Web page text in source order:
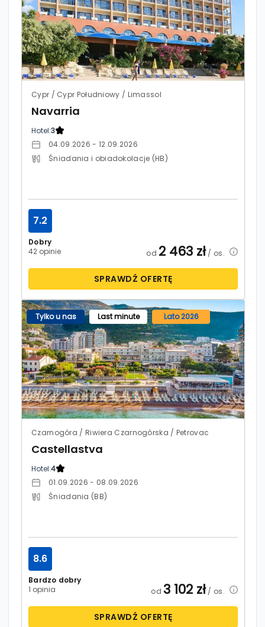
Cypr / Cypr Południowy / Limassol
Navarria
Hotel:3
04.09.2026 - 12.09.2026
Śniadania i obiadokolacje (HB)
Dobry
42 opinie
7.2
od 2 463 zł/ os.
SPRAWDŹ OFERTĘ
Tylko u nas Last minute Lato 2026
Czarnogóra / Riwiera Czarnogórska / Petrovac
Castellastva
Hotel:4
01.09.2026 - 08.09.2026
Śniadania (BB)
Bardzo dobry
1 opinia
8.6
od 3 102 zł/ os.
SPRAWDŹ OFERTĘ